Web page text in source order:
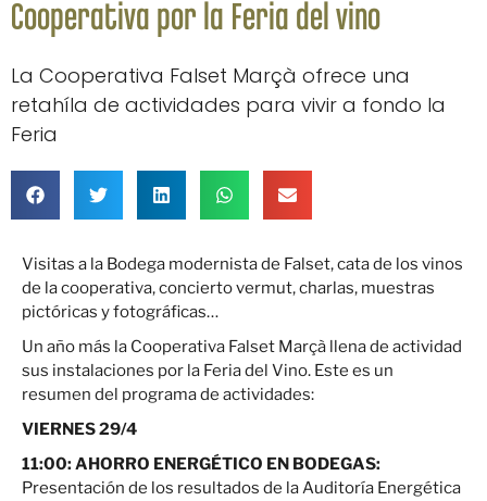
Cooperativa por la Feria del vino
La Cooperativa Falset Marçà ofrece una
retahíla de actividades para vivir a fondo la
Feria
Visitas a la Bodega modernista de Falset, cata de los vinos
de la cooperativa, concierto vermut, charlas, muestras
pictóricas y fotográficas…
Un año más la Cooperativa Falset Marçà llena de actividad
sus instalaciones por la Feria del Vino. Este es un
resumen del programa de actividades:
VIERNES 29/4
11:00:AHORRO ENERGÉTICO EN BODEGAS:
Presentación de los resultados de la Auditoría Energética